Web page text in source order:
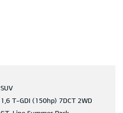
SUV
1,6 T-GDI (150hp) 7DCT 2WD